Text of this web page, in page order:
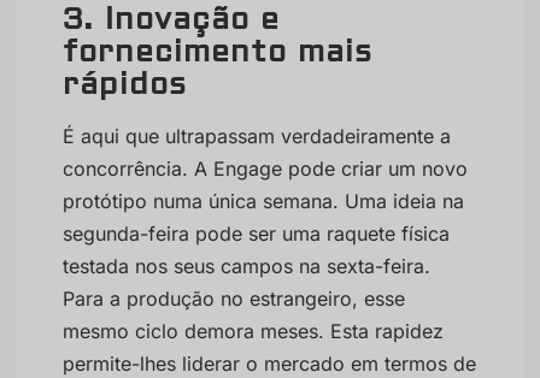
3. Inovação e
fornecimento mais
rápidos
É aqui que ultrapassam verdadeiramente a
concorrência. A Engage pode criar um novo
protótipo numa única semana. Uma ideia na
segunda-feira pode ser uma raquete física
testada nos seus campos na sexta-feira.
Para a produção no estrangeiro, esse
mesmo ciclo demora meses. Esta rapidez
permite-lhes liderar o mercado em termos de